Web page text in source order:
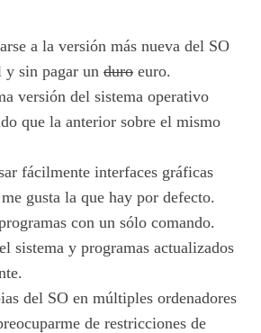
a la versión más nueva del SO
y sin pagar un duro euro.
versión del sistema operativo
que la anterior sobre el mismo
fácilmente interfaces gráficas
gusta la que hay por defecto.
con un sólo comando.
sistema y programas actualizados
del SO en múltiples ordenadores
de restricciones de